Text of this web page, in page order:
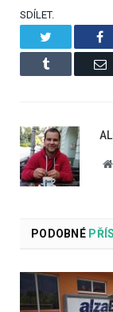
SDÍLET.
Tumblr
PODOBNÉ